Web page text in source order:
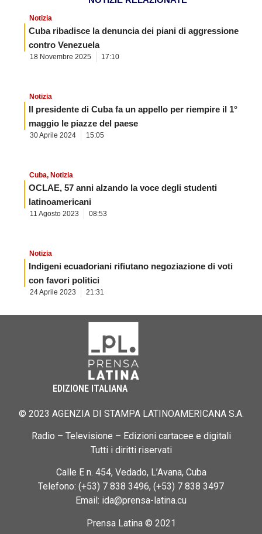
Notizia
Cuba ribadisce la denuncia dei piani di aggressione
contro Venezuela
18 Novembre 2025 17:10
Notizia
Il presidente di Cuba fa un appello per riempire il 1°
maggio le piazze del paese
30 Aprile 2024 15:05
Cuba, Notizia
OCLAE, 57 anni alzando la voce degli studenti
latinoamericani
11 Agosto 2023 08:53
Notizia
Indigeni ecuadoriani rifiutano negoziazione di voti
con favori politici
24 Aprile 2023 21:31
EDIZIONE ITALIANA
© 2023 AGENZIA DI STAMPA LATINOAMERICANA S.A.
Radio – Televisione – Edizioni cartacee e digitali
Tutti i diritti riservati
Calle E n. 454, Vedado, L’Avana, Cuba
Telefono: (+53) 7 838 3496, (+53) 7 838 3497
Email: ida@prensa-latina.cu
Prensa Latina © 2021